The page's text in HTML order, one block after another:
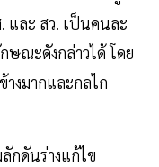
และ สว. เป็นคนละ
ษณะดังกล่าวได้ โดย
างมากและกลไก
กดันร่างแก้ไข